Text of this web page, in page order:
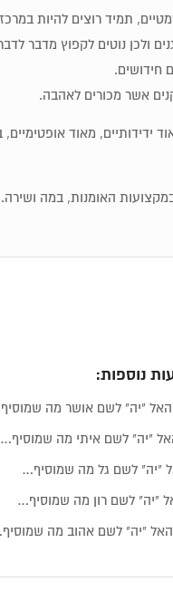
תמיד רוצים להיות
ולכן נוטים לקפוץ מדבר
חידושים.
מאוד ידידותיים, מאוד
האומנות, במה ושירה.
נוספות:
האל "יה" לשם אושר מה
"יה" לשם איתי מה שמוסיף…
"יה" לשם גל מה שמוסיף…
"יה" לשם רון מה שמוסיף…
"יה" לשם אהוב מה